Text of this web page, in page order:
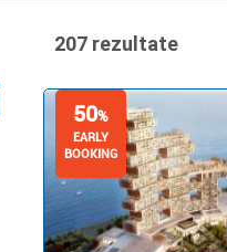
207 rezultate
50%
EARLY
BOOKING